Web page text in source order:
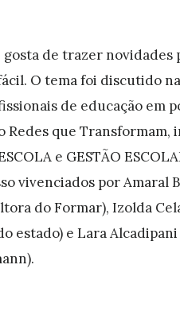
de trazer novidades
O tema foi discutido
de educação em
Redes que Transformam,
e GESTÃO
vivenciados por Amaral
do Formar), Izolda
estado) e Lara Alcadipani